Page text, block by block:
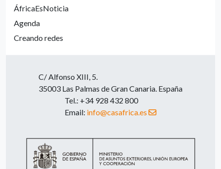
ÁfricaEsNoticia
Agenda
Creando redes
C/ Alfonso XIII, 5.
35003 Las Palmas de Gran Canaria. España
Tel.: +34 928 432 800
Email: info@casafrica.es